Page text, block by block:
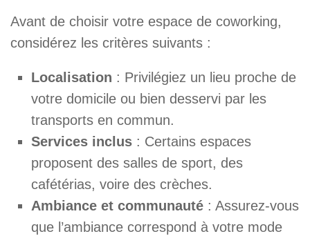
Avant de choisir votre espace de coworking,
considérez les critères suivants :
Localisation : Privilégiez un lieu proche de
votre domicile ou bien desservi par les
transports en commun.
Services inclus : Certains espaces
proposent des salles de sport, des
cafétérias, voire des crèches.
Ambiance et communauté : Assurez-vous
que l’ambiance correspond à votre mode